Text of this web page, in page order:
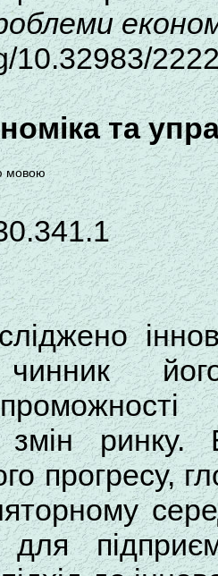
10.32983/
та
мовою
змін ринку.
прогресу,
для